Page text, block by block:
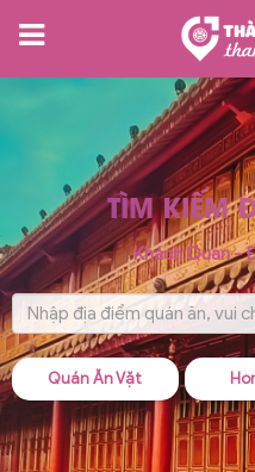
TÌM KIẾM
Khách Quan -
Quán Ăn Vặt